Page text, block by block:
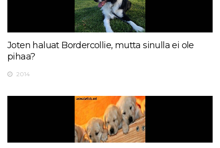
Joten haluat Bordercollie, mutta sinulla ei ole
pihaa?
2014